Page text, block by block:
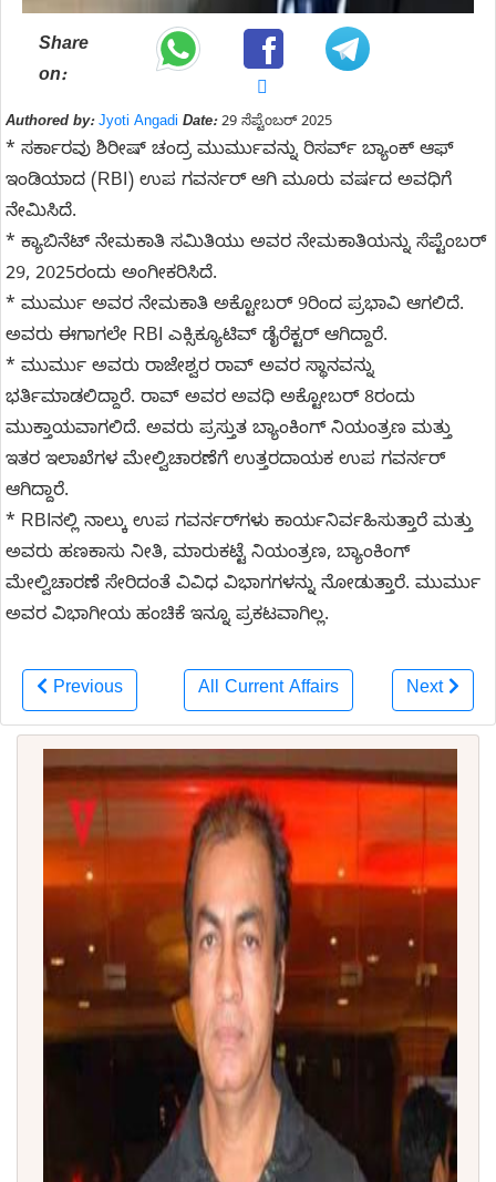
Share
on:
Authored by: Jyoti Angadi Date:29 ಸೆಪ್ಟೆಂಬರ್ 2025
* ಸರ್ಕಾರವು ಶಿರೀಷ್ ಚಂದ್ರ ಮುರ್ಮುವನ್ನು ರಿಸರ್ವ್ ಬ್ಯಾಂಕ್ ಆಫ್
ಇಂಡಿಯಾದ (RBI) ಉಪ ಗವರ್ನರ್ ಆಗಿ ಮೂರು ವರ್ಷದ ಅವಧಿಗೆ
ನೇಮಿಸಿದೆ.
* ಕ್ಯಾಬಿನೆಟ್ ನೇಮಕಾತಿ ಸಮಿತಿಯು ಅವರ ನೇಮಕಾತಿಯನ್ನು ಸೆಪ್ಟೆಂಬರ್
29, 2025ರಂದು ಅಂಗೀಕರಿಸಿದೆ.
* ಮುರ್ಮು ಅವರ ನೇಮಕಾತಿ ಅಕ್ಟೋಬರ್ 9ರಿಂದ ಪ್ರಭಾವಿ ಆಗಲಿದೆ.
ಅವರು ಈಗಾಗಲೇ RBI ಎಕ್ಸಿಕ್ಯೂಟಿವ್ ಡೈರೆಕ್ಟರ್ ಆಗಿದ್ದಾರೆ.
* ಮುರ್ಮು ಅವರು ರಾಜೇಶ್ವರ ರಾವ್ ಅವರ ಸ್ಥಾನವನ್ನು
ಭರ್ತಿಮಾಡಲಿದ್ದಾರೆ. ರಾವ್ ಅವರ ಅವಧಿ ಅಕ್ಟೋಬರ್ 8ರಂದು
ಮುಕ್ತಾಯವಾಗಲಿದೆ. ಅವರು ಪ್ರಸ್ತುತ ಬ್ಯಾಂಕಿಂಗ್ ನಿಯಂತ್ರಣ ಮತ್ತು
ಇತರ ಇಲಾಖೆಗಳ ಮೇಲ್ವಿಚಾರಣೆಗೆ ಉತ್ತರದಾಯಕ ಉಪ ಗವರ್ನರ್
ಆಗಿದ್ದಾರೆ.
* RBIನಲ್ಲಿ ನಾಲ್ಕು ಉಪ ಗವರ್ನರ್‌ಗಳು ಕಾರ್ಯನಿರ್ವಹಿಸುತ್ತಾರೆ ಮತ್ತು
ಅವರು ಹಣಕಾಸು ನೀತಿ, ಮಾರುಕಟ್ಟೆ ನಿಯಂತ್ರಣ, ಬ್ಯಾಂಕಿಂಗ್
ಮೇಲ್ವಿಚಾರಣೆ ಸೇರಿದಂತೆ ವಿವಿಧ ವಿಭಾಗಗಳನ್ನು ನೋಡುತ್ತಾರೆ. ಮುರ್ಮು
ಅವರ ವಿಭಾಗೀಯ ಹಂಚಿಕೆ ಇನ್ನೂ ಪ್ರಕಟವಾಗಿಲ್ಲ.
Previous All Current Affairs Next